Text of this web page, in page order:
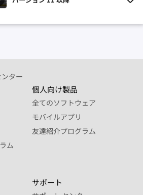
ター
ム
個人向け製品
全てのソフトウェア
モバイルアプリ
友達紹介プログラム
サポート